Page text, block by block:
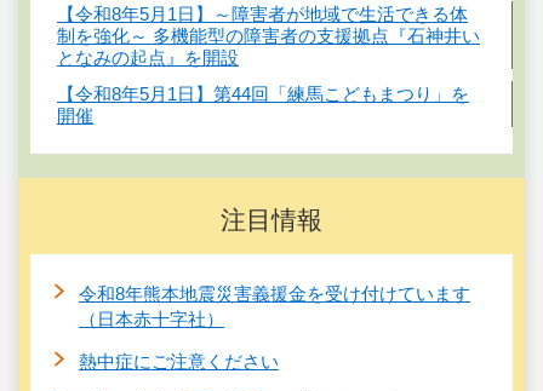
【令和8年5月1日】～障害者が地域で生活できる体
制を強化～ 多機能型の障害者の支援拠点『石神井い
となみの起点』を開設
【令和8年5月1日】第44回「練馬こどもまつり」を
開催
注目情報
令和8年熊本地震災害義援金を受け付けています
（日本赤十字社）
熱中症にご注意ください